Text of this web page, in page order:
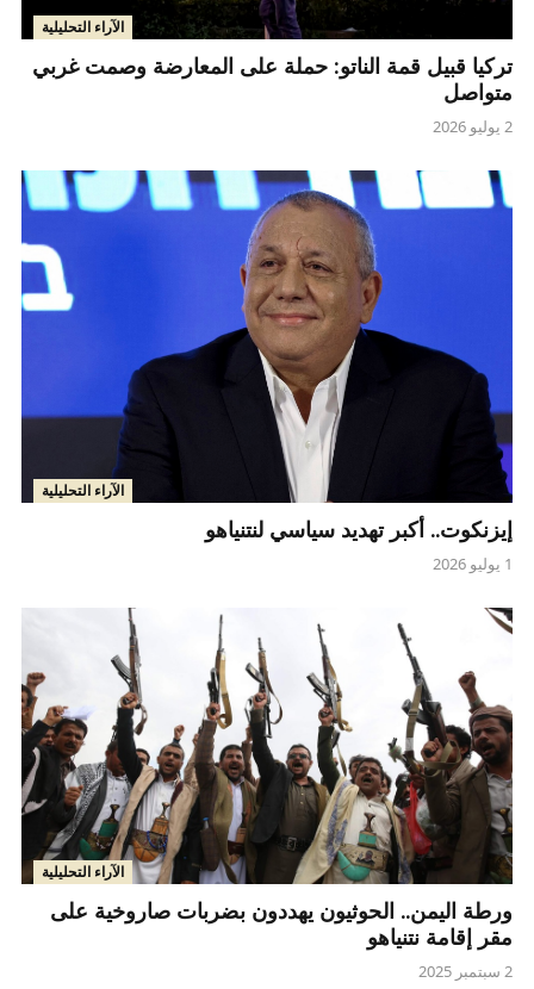
الآراء التحليلية
تركيا قبيل قمة الناتو: حملة على المعارضة وصمت غربي
متواصل
2 يوليو 2026
الآراء التحليلية
إيزنكوت.. أكبر تهديد سياسي لنتنياهو
1 يوليو 2026
الآراء التحليلية
ورطة اليمن.. الحوثيون يهددون بضربات صاروخية على
مقر إقامة نتنياهو
2 سبتمبر 2025